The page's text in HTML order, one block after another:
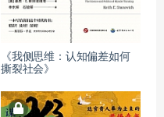
《我侧思维：认知偏差如何
撕裂社会》